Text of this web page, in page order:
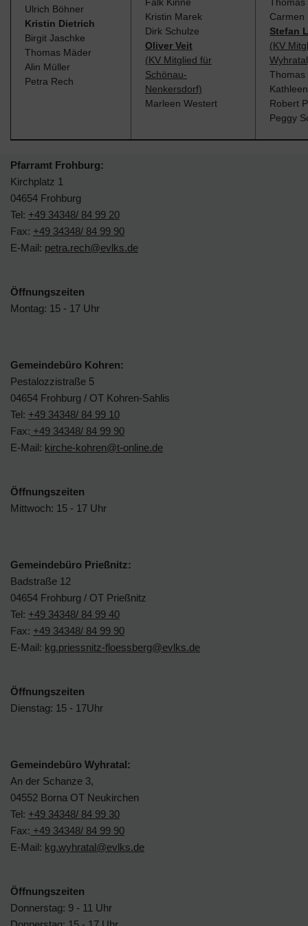
Ulrich Böhner
Kristin Dietrich
Birgit Jaschke
Thomas Mäder
Alin Müller
Petra Rech
Falk Kinne
Kristin Marek
Dirk Schulze
Oliver Veit
(KV Mitglied für
Schönau-
Nenkersdorf)
Marleen Westert
Thomas
Carmen
Stefan
(KV
Thomas
Robert
Peggy
Pfarramt Frohburg:
Kirchplatz 1
04654 Frohburg
Tel: +49 34348/ 84 99 20
Fax: +49 34348/ 84 99 90
E-Mail: petra.rech@evlks.de
Öffnungszeiten
Montag: 15 - 17 Uhr
Gemeindebüro Kohren:
Pestalozzistraße 5
04654 Frohburg / OT Kohren-Sahlis
Tel: +49 34348/ 84 99 10
Fax: +49 34348/ 84 99 90
E-Mail: kirche-kohren@t-online.de
Öffnungszeiten
Mittwoch: 15 - 17 Uhr
Gemeindebüro Prießnitz:
Badstraße 12
04654 Frohburg / OT Prießnitz
Tel: +49 34348/ 84 99 40
Fax: +49 34348/ 84 99 90
E-Mail: kg.priessnitz-floessberg@evlks.de
Öffnungszeiten
Dienstag: 15 - 17Uhr
Gemeindebüro Wyhratal:
An der Schanze 3,
04552 Borna OT Neukirchen
Tel: +49 34348/ 84 99 30
Fax: +49 34348/ 84 99 90
E-Mail: kg.wyhratal@evlks.de
Öffnungszeiten
Donnerstag: 9 - 11 Uhr